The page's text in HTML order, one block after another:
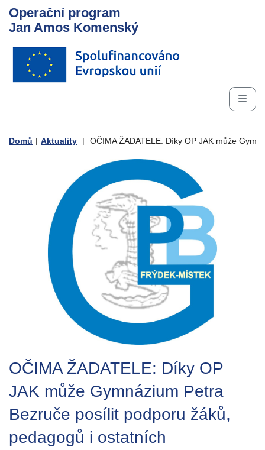
Operační program
Jan Amos Komenský
Domů | Aktuality | OČIMA ŽADATELE: Díky OP JAK může
OČIMA ŽADATELE: Díky OP
JAK může Gymnázium Petra
Bezruče posílit podporu žáků,
pedagogů i ostatních